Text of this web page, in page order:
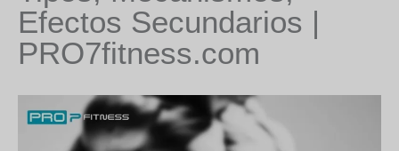
Efectos Secundarios |
PRO7fitness.com